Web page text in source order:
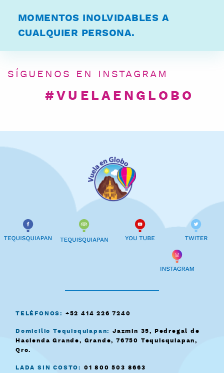
MOMENTOS INOLVIDABLES A
CUALQUIER PERSONA.
SÍGUENOS EN INSTAGRAM
#VUELAENGLOBO
TELÉFONOS: +52 414 226 7240
Domicilio Tequisquiapan:Jazmin 35, Pedregal de
Hacienda Grande, Grande, 76750 Tequisquiapan,
Qro.
LADA SIN COSTO: 01 800 503 8663